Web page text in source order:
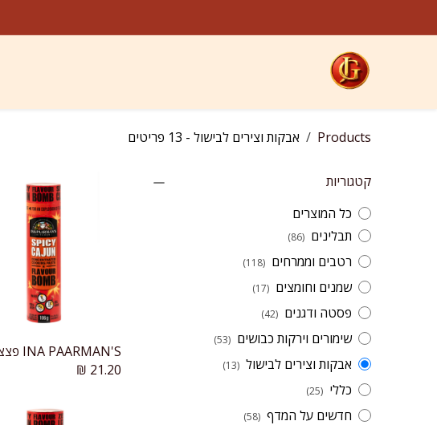
לבישול
jeremygourmet.com
Products אבקות וצירים לבישול - 13 פריטים
קטגוריות
כל המוצרים
תבלינים (86)
רטבים וממרחים (118)
שמנים וחומצים (17)
פסטה ודגנים (42)
שימורים וירקות כבושים (53)
אבקות וצירים לבישול (13)
כללי (25)
חדשים על המדף (58)
הוספה לעגלה
21.20
₪